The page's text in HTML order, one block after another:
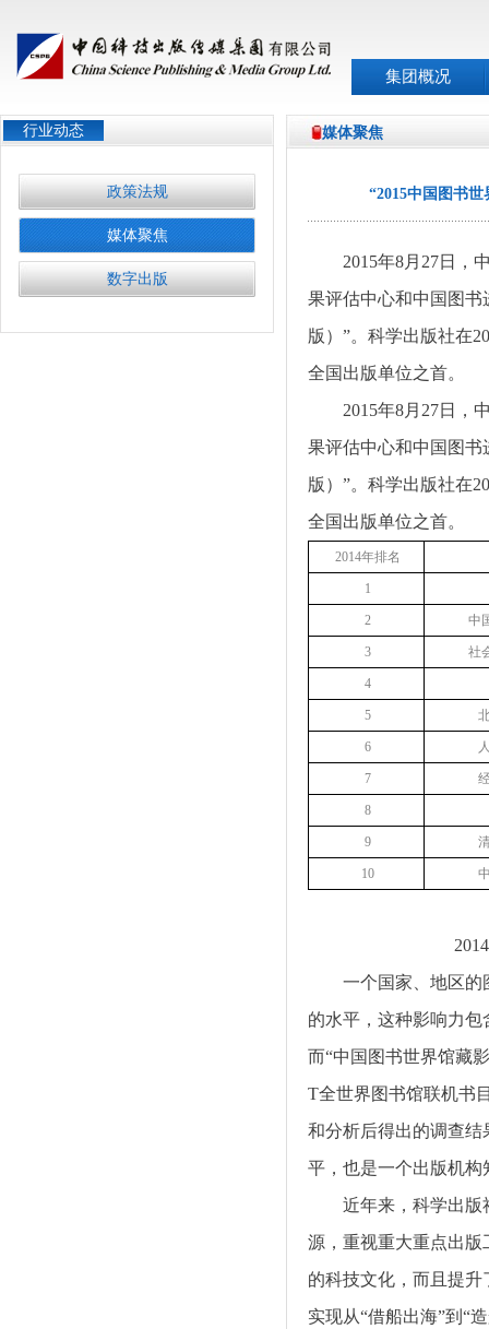
集团概况
行业动态
政策法规
媒体聚焦
数字出版
媒体聚焦
“2015中国图书
2015年8月 27日，
果评估中心和中国图
版）”。科学出版社在
全国出版单位之首。
2015年8月 27日，
果评估中心和中国图
版）”。科学出版社在
全国出版单位之首。
2014年排名
1
2 中
3 社
4
5
6
7
8
9
10
2014
一个国家、地区的
的水平，这种影响力
而“中国图书世界馆藏
T全世界图书馆联机书
和分析后得出的调查
平，也是一个出版机
近年来，科学出版
源，重视重大重点出
的科技文化，而且提
实现从“借船出海”到“